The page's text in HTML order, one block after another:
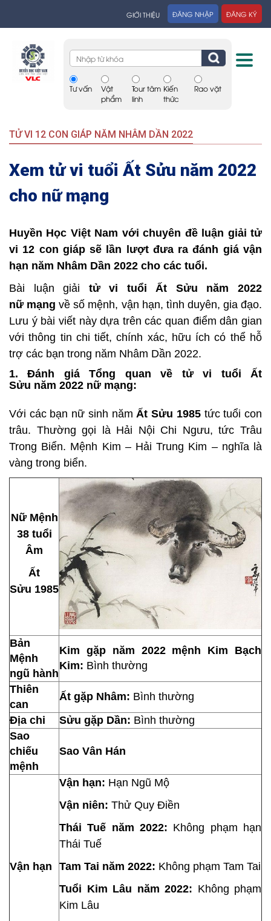
GIỚI THIỆU ĐĂNG NHẬP ĐĂNG KÝ
Tư vấn
Vật
phẩm
Tour tâm
linh
Kiến
thức
Rao vặt
TỬ VI 12 CON GIÁP NĂM NHÂM DẦN 2022
Xem tử vi tuổi Ất Sửu năm 2022
cho nữ mạng
Huyền Học Việt Nam với chuyên đề luận giải tử
vi 12 con giáp sẽ lần lượt đưa ra đánh giá vận
hạn năm Nhâm Dần 2022 cho các tuổi.
Bài luận giải tử vi tuổi Ất Sửu năm 2022
nữ mạng về số mệnh, vận hạn, tình duyên, gia đạo.
Lưu ý bài viết này dựa trên các quan điểm dân gian
với thông tin chi tiết, chính xác, hữu ích có thể hỗ
trợ các bạn trong năm Nhâm Dần 2022.
1. Đánh giá Tổng quan về tử vi tuổi Ất
Sửu năm 2022 nữ mạng:
Với các bạn nữ sinh năm Ất Sửu 1985tức tuổi con
trâu. Thường gọi là Hải Nội Chi Ngưu, tức Trâu
Trong Biển. Mệnh Kim – Hải Trung Kim – nghĩa là
vàng trong biển.
Nữ Mệnh
38 tuổi
Âm
Ất
Sửu 1985
Bản
Mệnh
ngũ hành
Kim gặp năm 2022 mệnh Kim Bạch
Kim: Bình thường
Thiên
can
Ất gặp Nhâm: Bình thường
Địa chi
Sửu gặp Dần: Bình thường
Sao
chiếu
mệnh
Sao Vân Hán
Vận hạn
Vận hạn: Hạn Ngũ Mộ
Vận niên: Thử Quy Điền
Thái Tuế năm 2022: Không phạm hạn
Thái Tuế
Tam Tai năm 2022: Không phạm Tam Tai
Tuổi Kim Lâu năm 2022: Không phạm
Kim Lâu